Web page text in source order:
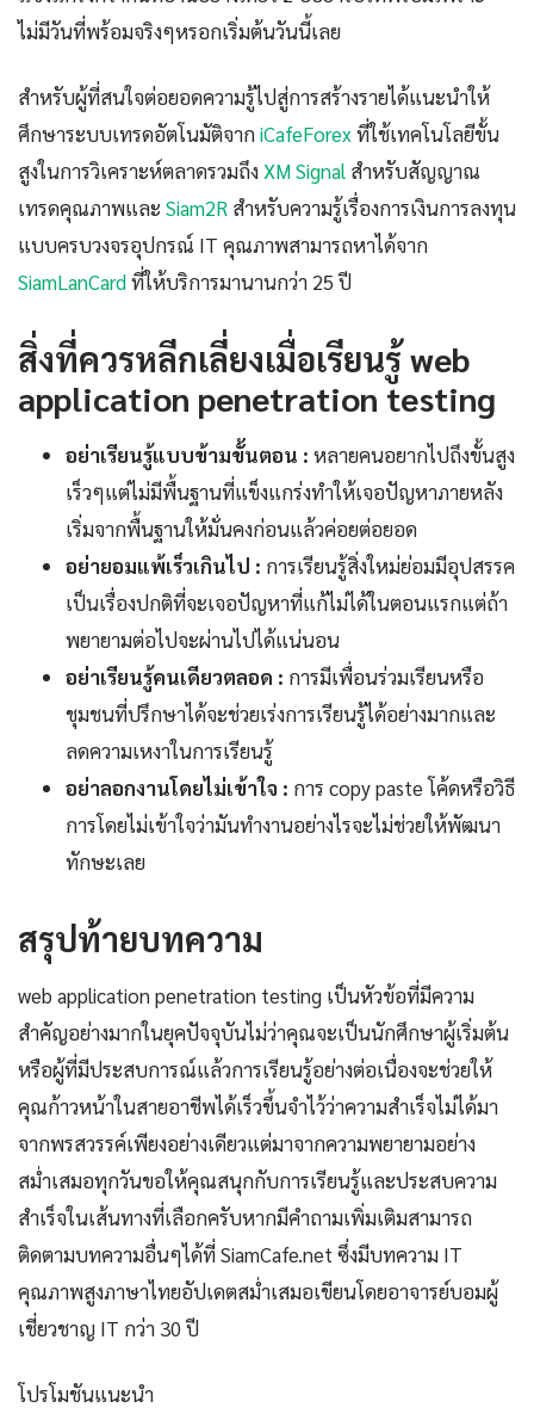
ไม่มีวันที่พร้อมจริงๆหรอกเริ่มต้นวันนี้เลย
สำหรับผู้ที่สนใจต่อยอดความรู้ไปสู่การสร้างรายได้แนะนำให้
ศึกษาระบบเทรดอัตโนมัติจากiCafeForex ที่ใช้เทคโนโลยีขั้น
สูงในการวิเคราะห์ตลาดรวมถึง XM Signal สำหรับสัญญาณ
เทรดคุณภาพและ Siam2R สำหรับความรู้เรื่องการเงินการลงทุน
แบบครบวงจรอุปกรณ์ IT คุณภาพสามารถหาได้จาก
SiamLanCardที่ให้บริการมานานกว่า 25 ปี
สิ่งที่ควรหลีกเลี่ยงเมื่อเรียนรู้ web
application penetration testing
อย่าเรียนรู้แบบข้ามขั้นตอน : หลายคนอยากไปถึงขั้นสูง
เร็วๆแต่ไม่มีพื้นฐานที่แข็งแกร่งทำให้เจอปัญหาภายหลัง
เริ่มจากพื้นฐานให้มั่นคงก่อนแล้วค่อยต่อยอด
อย่ายอมแพ้เร็วเกินไป : การเรียนรู้สิ่งใหม่ย่อมมีอุปสรรค
เป็นเรื่องปกติที่จะเจอปัญหาที่แก้ไม่ได้ในตอนแรกแต่ถ้า
พยายามต่อไปจะผ่านไปได้แน่นอน
อย่าเรียนรู้คนเดียวตลอด : การมีเพื่อนร่วมเรียนหรือ
ชุมชนที่ปรึกษาได้จะช่วยเร่งการเรียนรู้ได้อย่างมากและ
ลดความเหงาในการเรียนรู้
อย่าลอกงานโดยไม่เข้าใจ : การ copy paste โค้ดหรือวิธี
การโดยไม่เข้าใจว่ามันทำงานอย่างไรจะไม่ช่วยให้พัฒนา
ทักษะเลย
สรุปท้ายบทความ
web application penetration testing เป็นหัวข้อที่มีความ
สำคัญอย่างมากในยุคปัจจุบันไม่ว่าคุณจะเป็นนักศึกษาผู้เริ่มต้น
หรือผู้ที่มีประสบการณ์แล้วการเรียนรู้อย่างต่อเนื่องจะช่วยให้
คุณก้าวหน้าในสายอาชีพได้เร็วขึ้นจำไว้ว่าความสำเร็จไม่ได้มา
จากพรสวรรค์เพียงอย่างเดียวแต่มาจากความพยายามอย่าง
สม่ำเสมอทุกวันขอให้คุณสนุกกับการเรียนรู้และประสบความ
สำเร็จในเส้นทางที่เลือกครับหากมีคำถามเพิ่มเติมสามารถ
ติดตามบทความอื่นๆได้ที่ SiamCafe.net ซึ่งมีบทความ IT
คุณภาพสูงภาษาไทยอัปเดตสม่ำเสมอเขียนโดยอาจารย์บอมผู้
เชี่ยวชาญ IT กว่า 30 ปี
โปรโมชันแนะนำ